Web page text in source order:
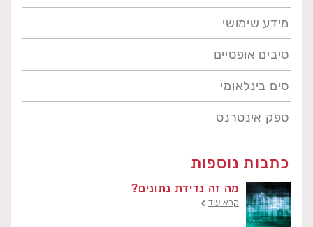
מידע שימושי
סיבים אופטיים
סים בינלאומי
ספק אינטרנט
כתבות נוספות
מה זה נדידת נתונים?
קרא עוד